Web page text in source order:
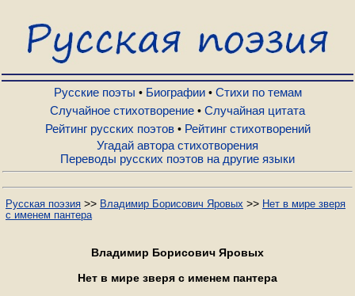
Русские поэты
Биографии
Стихи по темам
Случайное стихотворение
Рейтинг русских поэтов
Русские поэты • Биографии• Стихи по темам
Случайное стихотворение • Случайная цитата
Рейтинг русских поэтов• Рейтинг стихотворений
Угадай автора стихотворения
Переводы русских поэтов на другие языки
Русская поэзия >> Владимир Борисович Яровых >> Нет в мире зверя
с именем пантера
Владимир Борисович Яровых
Нет в мире зверя с именем пантера